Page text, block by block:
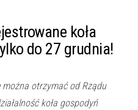
koła
do 27 grudnia!
można otrzymać od Rządu
koła gospodyń